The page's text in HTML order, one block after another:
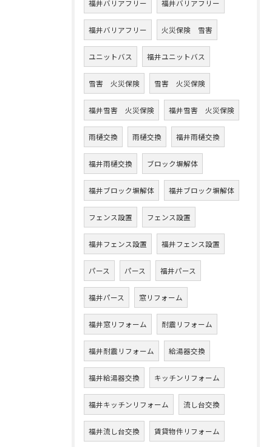
福井バリアフリー 福井バリアフリー
福井バリアフリー 火災保険 雪害
ユニットバス 福井ユニットバス
雪害 火災保険 雪害 火災保険
福井雪害 火災保険 福井雪害 火災保険
雨樋交換 雨樋交換 福井雨樋交換
福井雨樋交換 ブロック塀解体
福井ブロック塀解体 福井ブロック塀解体
フェンス設置 フェンス設置
福井フェンス設置 福井フェンス設置
パース パース 福井パース
福井パース 窓リフォーム
福井窓リフォーム 耐震リフォーム
福井耐震リフォーム 給湯器交換
福井給湯器交換 キッチンリフォーム
福井キッチンリフォーム 流し台交換
福井流し台交換 賃貸物件リフォーム